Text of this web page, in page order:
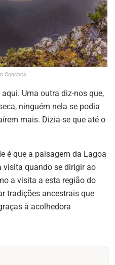
Conchos
Uma outra diz-nos que,
ninguém nela se podia
mais. Dizia-se que até o
é que a paisagem da Lagoa
visita quando se dirigir ao
a visita a esta região do
tradições ancestrais que
à acolhedora